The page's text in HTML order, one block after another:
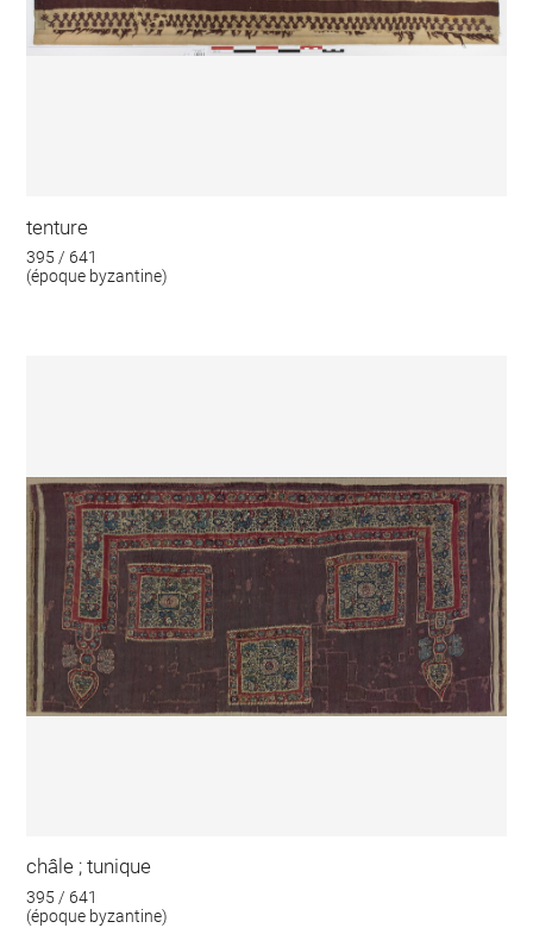
tenture
395 / 641
(époque byzantine)
châle ; tunique
395 / 641
(époque byzantine)